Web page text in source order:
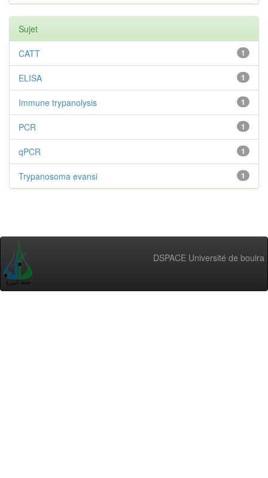
Sujet
1
CATT
1
ELISA
1
Immune trypanolysis
1
PCR
1
qPCR
1
Trypanosoma evansi
DSPACE Université de bouira